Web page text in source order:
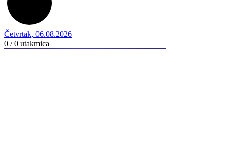
Četvrtak, 06.08.2026
0 / 0 utakmica